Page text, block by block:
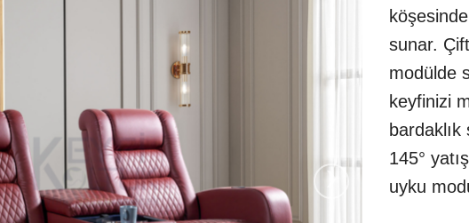
›
sunar.
modülde
keyfinizi
145°
uyku